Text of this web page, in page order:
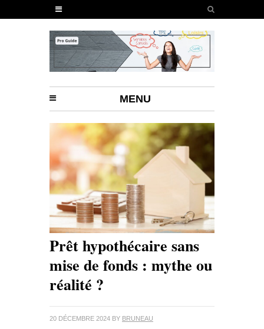
MENU
Prêt hypothécaire sans
mise de fonds : mythe ou
réalité ?
20 DÉCEMBRE 2024 BY BRUNEAU